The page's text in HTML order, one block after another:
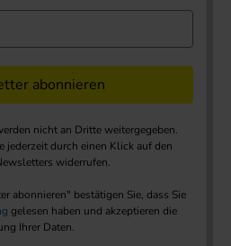
abonnieren
nicht an Dritte weitergegeben.
jederzeit durch einen Klick auf den
widerrufen.
abonnieren" bestätigen Sie, dass Sie
gelesen haben und akzeptieren die
Ihrer Daten.